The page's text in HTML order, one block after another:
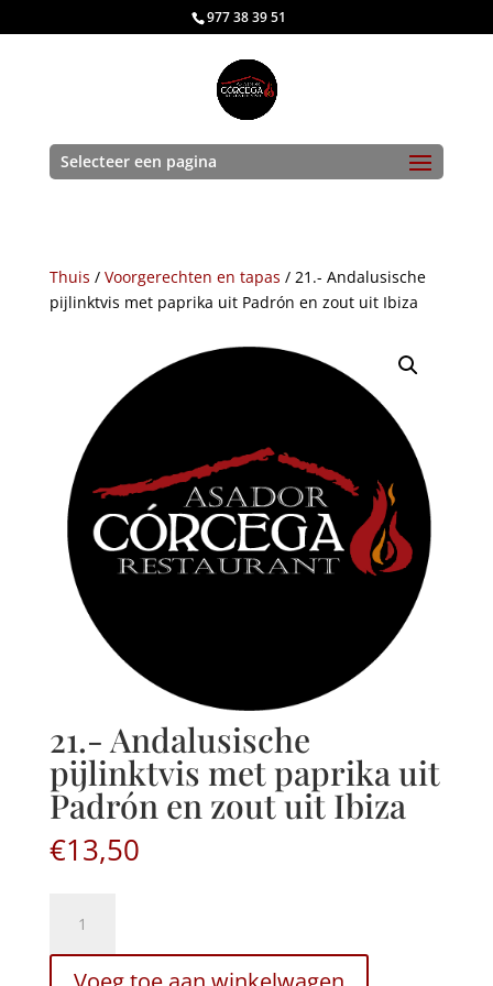
977 38 39 51
Selecteer een pagina
Thuis / Voorgerechten en tapas / 21.- Andalusische
pijlinktvis met paprika uit Padrón en zout uit Ibiza
21.- Andalusische
pijlinktvis met paprika uit
Padrón en zout uit Ibiza
€13,50
Andalusische
pijlinktvis
met